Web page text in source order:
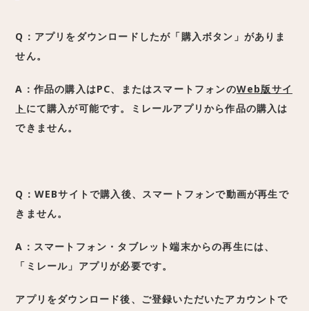
Q：アプリをダウンロードしたが「購入ボタン」がありま
せん。
A：作品の購入はPC、 またはスマートフォンのWeb版サイ
ト にて購入が可能です。
ミレールアプリから作品の購入は
できません。
Q：WEBサイトで購入後、スマートフォンで動画が再生で
きません。
A：スマートフォン・タブレット端末からの再生には、
「ミレール」アプリが必要です。
アプリをダウンロード後、ご登録いただいたアカウントで